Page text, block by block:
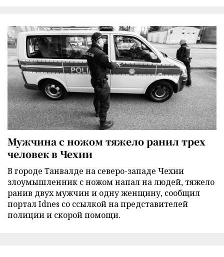
Мужчина с ножом тяжело ранил трех
человек в Чехии
В городе Танвалде на северо-западе Чехии
злоумышленник с ножом напал на людей, тяжело
ранив двух мужчин и одну женщину, сообщил
портал Idnes со ссылкой на представителей
полиции и скорой помощи.